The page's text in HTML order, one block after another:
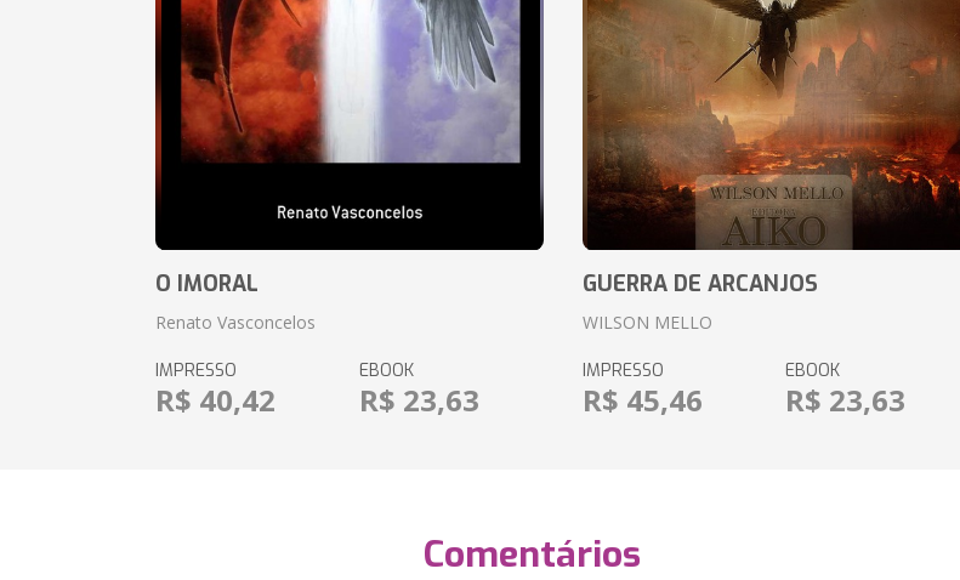
O IMORAL
Renato Vasconcelos
IMPRESSO
R$ 40,42
EBOOK
R$ 23,63
GUERRA DE ARCANJOS
WILSON MELLO
IMPRESSO
R$ 45,46
EBOOK
R$ 23,63
Comentários